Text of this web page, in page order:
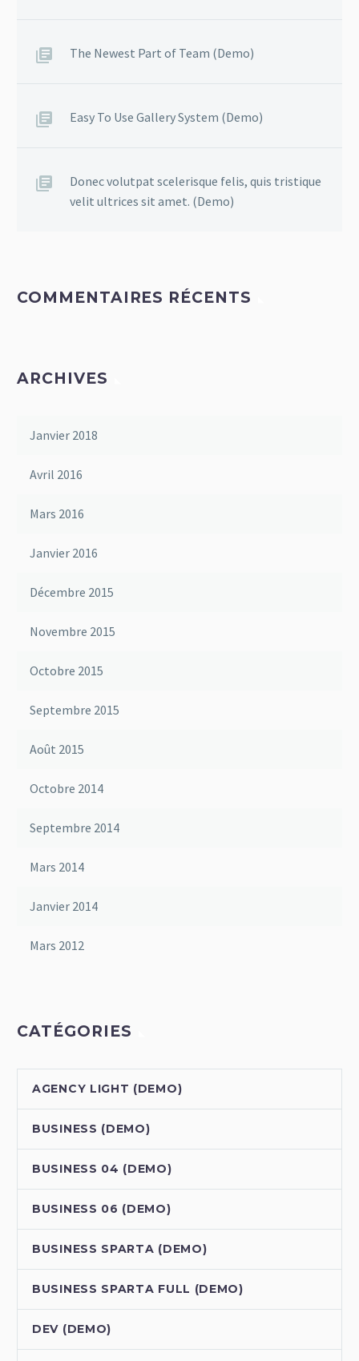
The Newest Part of Team (Demo)
Easy To Use Gallery System (Demo)
Donec volutpat scelerisque felis, quis tristique
velit ultrices sit amet. (Demo)
COMMENTAIRES RÉCENTS
ARCHIVES
Janvier 2018
Avril 2016
Mars 2016
Janvier 2016
Décembre 2015
Novembre 2015
Octobre 2015
Septembre 2015
Août 2015
Octobre 2014
Septembre 2014
Mars 2014
Janvier 2014
Mars 2012
CATÉGORIES
AGENCY LIGHT (DEMO)
BUSINESS (DEMO)
BUSINESS 04 (DEMO)
BUSINESS 06 (DEMO)
BUSINESS SPARTA (DEMO)
BUSINESS SPARTA FULL (DEMO)
DEV (DEMO)